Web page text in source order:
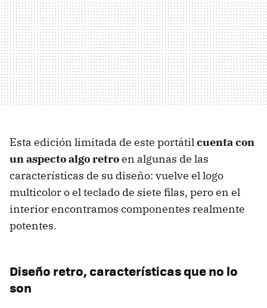
Esta edición limitada de este portátilcuenta con
un aspecto algo retroen algunas de las
características de su diseño: vuelve el logo
multicolor o el teclado de siete filas, pero en el
interior encontramos componentes realmente
potentes.
Diseño retro, características que no lo
son